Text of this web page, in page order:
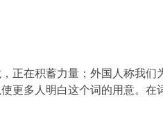
在积蓄力量；外国人称我们
更多人明白这个词的用意。在